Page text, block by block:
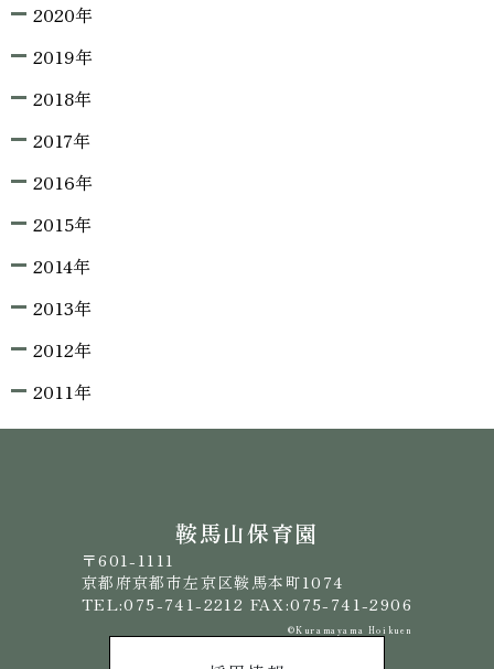
2020年
2019年
2018年
2017年
2016年
2015年
2014年
2013年
2012年
2011年
鞍馬山保育園
〒601-1111
京都府京都市左京区鞍馬本町1074
TEL:075-741-2212 FAX:075-741-2906
©️Kuramayama Hoikuen